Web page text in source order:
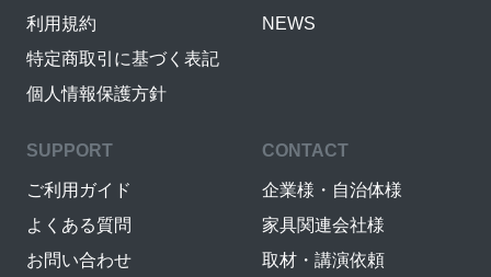
利用規約
特定商取引に基づく表記
個人情報保護方針
NEWS
SUPPORT
ご利用ガイド
よくある質問
お問い合わせ
CONTACT
企業様・自治体様
家具関連会社様
取材・講演依頼